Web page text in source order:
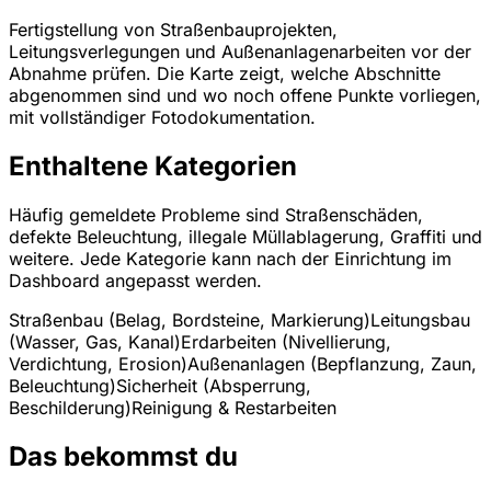
Fertigstellung von Straßenbauprojekten,
Leitungsverlegungen und Außenanlagenarbeiten vor der
Abnahme prüfen. Die Karte zeigt, welche Abschnitte
abgenommen sind und wo noch offene Punkte vorliegen,
mit vollständiger Fotodokumentation.
Enthaltene Kategorien
Häufig gemeldete Probleme sind Straßenschäden,
defekte Beleuchtung, illegale Müllablagerung, Graffiti und
weitere. Jede Kategorie kann nach der Einrichtung im
Dashboard angepasst werden.
Straßenbau (Belag, Bordsteine, Markierung)Leitungsbau
(Wasser, Gas, Kanal)Erdarbeiten (Nivellierung,
Verdichtung, Erosion)Außenanlagen (Bepflanzung, Zaun,
Beleuchtung)Sicherheit (Absperrung,
Beschilderung)Reinigung & Restarbeiten
Das bekommst du